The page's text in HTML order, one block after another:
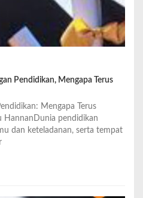
Pendidikan, Mengapa Terus
Mengapa Terus
HannanDunia pendidikan
dan keteladanan, serta tempat